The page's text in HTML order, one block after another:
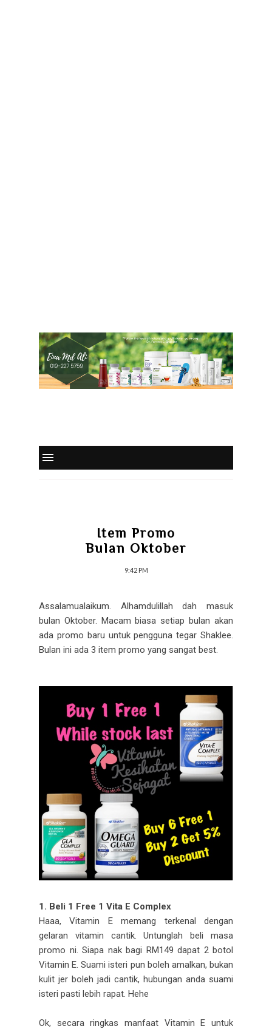
Item Promo
Bulan Oktober
9:42 PM
Assalamualaikum. Alhamdulillah dah masuk
bulan Oktober. Macam biasa setiap bulan akan
ada promo baru untuk pengguna tegar Shaklee.
Bulan ini ada 3 item promo yang sangat best.
1. Beli 1 Free 1 Vita E Complex
Haaa, Vitamin E memang terkenal dengan
gelaran vitamin cantik. Untunglah beli masa
promo ni. Siapa nak bagi RM149 dapat 2 botol
Vitamin E. Suami isteri pun boleh amalkan, bukan
kulit jer boleh jadi cantik, hubungan anda suami
isteri pasti lebih rapat. Hehe
Ok, secara ringkas manfaat Vitamin E untuk